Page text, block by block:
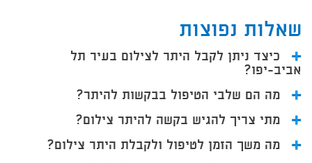
שאלות נפוצות
כיצד ניתן לקבל היתר לצילום בעיר תל
אביב-יפו?
מה הם שלבי הטיפול בבקשות להיתר?
מתי צריך להגיש בקשה להיתר צילום?
מה משך הזמן לטיפול ולקבלת היתר צילום?